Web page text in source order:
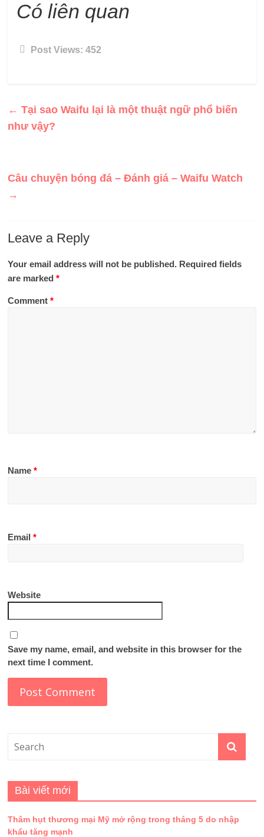
Có liên quan
Post Views: 452
← Tại sao Waifu lại là một thuật ngữ phổ biến
như vậy?
Câu chuyện bóng đá – Đánh giá – Waifu Watch
→
Leave a Reply
Your email address will not be published. Required fields
are marked*
Comment*
Name*
Email*
Website
Save my name, email, and website in this browser for the
next time I comment.
Bài viết mới
Thâm hụt thương mại Mỹ mở rộng trong tháng 5 do nhập
khẩu tăng mạnh